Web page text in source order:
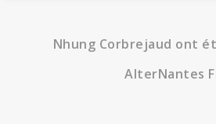
Nhung Corbrejaud ont
AlterNantes